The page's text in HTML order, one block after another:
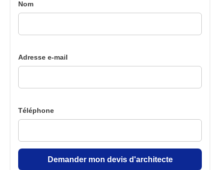
Nom
Adresse e-mail
Téléphone
Demander mon devis d'architecte